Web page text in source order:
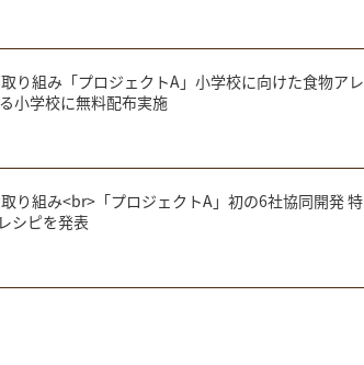
り組み「プロジェクトA」小学校に向けた食物アレ
小学校に無料配布実施​
り組み<br>「プロジェクトA」初の6社協同開発 特
シピを発表